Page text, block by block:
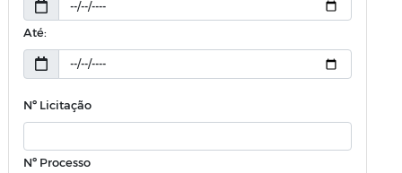
Até:
Nº Licitação
Nº Processo